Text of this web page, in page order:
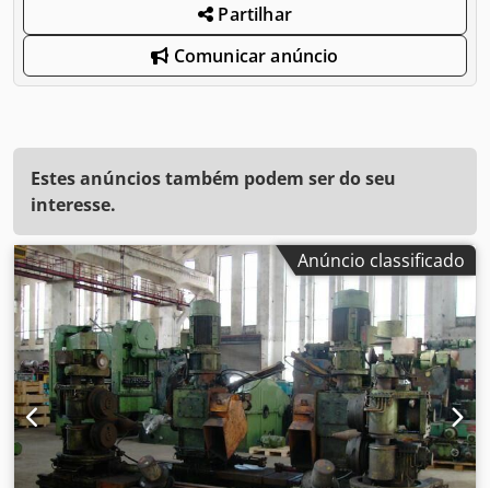
Partilhar
Comunicar anúncio
Estes anúncios também podem ser do seu
interesse.
Anúncio classificado